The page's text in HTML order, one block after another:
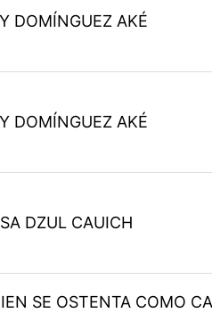
DOMÍNGUEZ AKÉ
DOMÍNGUEZ AKÉ
DZUL CAUICH
SE OSTENTA COMO